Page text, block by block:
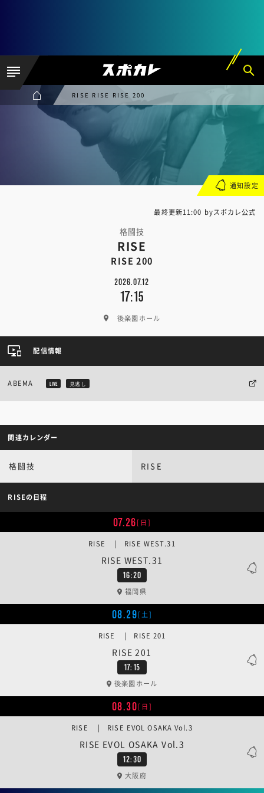
RISE RISE RISE 200
最終更新11:00 byスポカレ公式
格闘技
RISE
RISE 200
2026.07.12
17:15
後楽園ホール
通知設定
配信情報
ABEMA LIVE 見逃し
関連カレンダー
格闘技 RISE
RISEの日程
07.26[日]
16:20
RISE WEST.31
RISE | RISE WEST.31
福岡県
08.29[土]
17:15
RISE 201
RISE | RISE 201
後楽園ホール
08.30[日]
12:30
RISE EVOL OSAKA Vol.3
RISE | RISE EVOL OSAKA Vol.3
大阪府